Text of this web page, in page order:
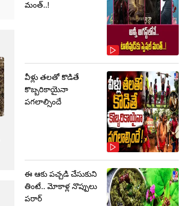
మంత్..!
వీళ్లు తలతో కొడితే
కొబ్బరికాయైనా
పగలాల్సిందే
ఈ ఆకు పచ్చడి చేసుకుని
తింటే.. మోకాళ్ల నొప్పులు
పరార్‌